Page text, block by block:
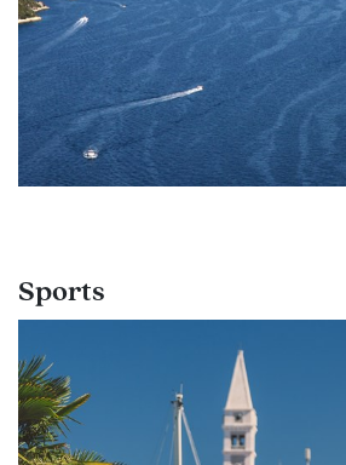
Sports